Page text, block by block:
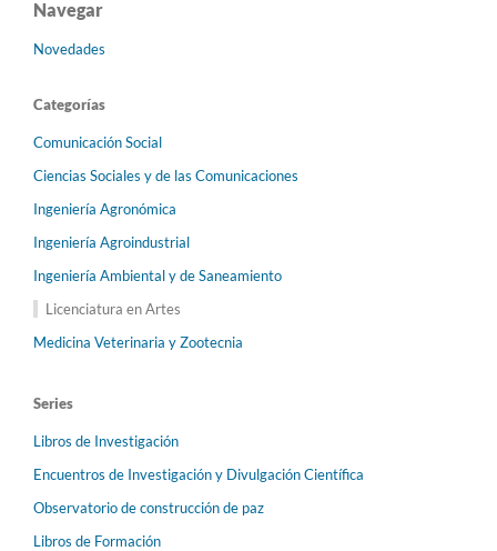
Navegar
Novedades
Categorías
Comunicación Social
Ciencias Sociales y de las Comunicaciones
Ingeniería Agronómica
Ingeniería Agroindustrial
Ingeniería Ambiental y de Saneamiento
Licenciatura en Artes
Medicina Veterinaria y Zootecnia
Series
Libros de Investigación
Encuentros de Investigación y Divulgación Científica
Observatorio de construcción de paz
Libros de Formación